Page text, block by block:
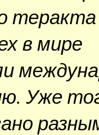
в мире
Уже